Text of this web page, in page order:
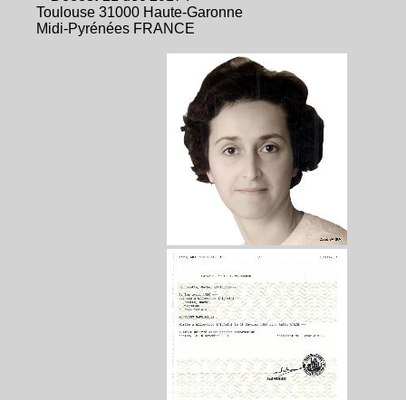
Toulouse 31000 Haute-Garonne
Midi-Pyrénées FRANCE